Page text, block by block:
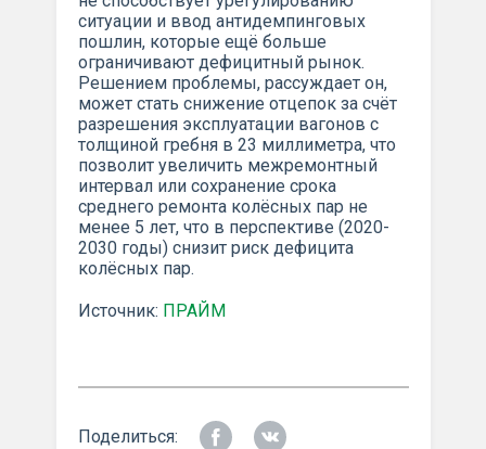
ситуации и ввод антидемпинговых
пошлин, которые ещё больше
ограничивают дефицитный рынок.
Решением проблемы, рассуждает он,
может стать снижение отцепок за счёт
разрешения эксплуатации вагонов с
толщиной гребня в 23 миллиметра, что
позволит увеличить межремонтный
интервал или сохранение срока
среднего ремонта колёсных пар не
менее 5 лет, что в перспективе (2020-
2030 годы) снизит риск дефицита
колёсных пар.
Источник: ПРАЙМ
Поделиться: